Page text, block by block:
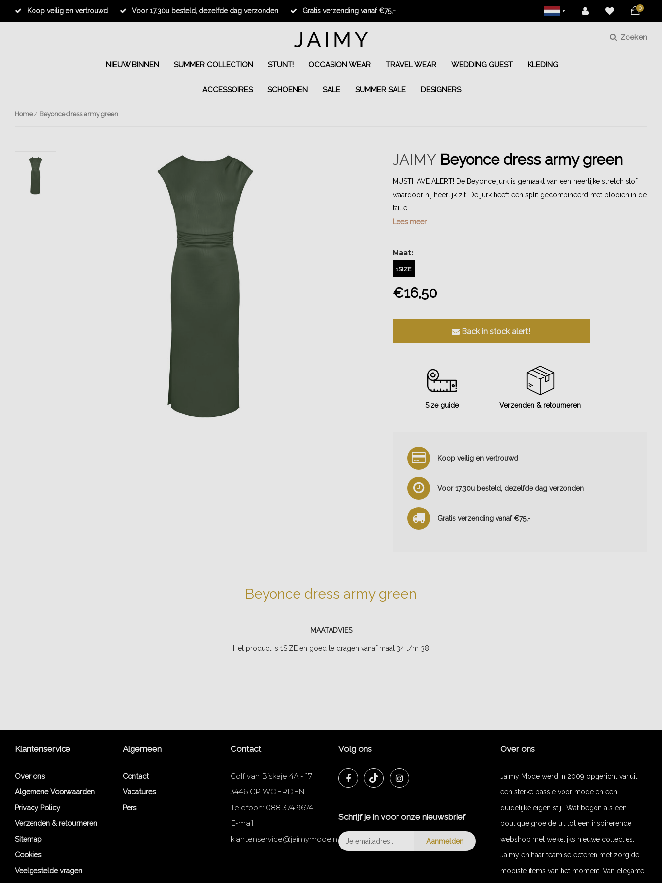
Koop veilig en vertrouwd Voor 17.30u besteld, dezelfde dag verzonden Gratis verzending vanaf €75,- 0
Zoeken
NIEUW BINNEN SUMMER COLLECTION STUNT! OCCASION WEAR TRAVEL WEAR WEDDING GUEST KLEDING
ACCESSOIRES SCHOENEN SALE SUMMER SALE DESIGNERS
Home/ Beyonce dress army green
JAIMY Beyonce dress army green
MUSTHAVE ALERT! De Beyonce jurk is gemaakt van een heerlijke stretch stof
waardoor hij heerlijk zit. De jurk heeft een split gecombineerd met plooien in de
taille....
Lees meer
Maat:
1SIZE
€16,50
Back in stock alert!
Size guide Verzenden & retourneren
Koop veilig en vertrouwd
Voor 17.30u besteld, dezelfde dag verzonden
Gratis verzending vanaf €75,-
Beyonce dress army green
MAATADVIES
Het product is 1SIZE en goed te dragen vanaf maat 34 t/m 38
Klantenservice
Over ons
Algemene Voorwaarden
Privacy Policy
Verzenden & retourneren
Sitemap
Cookies
Veelgestelde vragen
Algemeen
Contact
Vacatures
Pers
Contact
Golf van Biskaje 4A - 17
3446 CP WOERDEN
Telefoon: 088 374 9674
E-mail:
klantenservice@jaimymode.nl
Volg ons
Schrijf je in voor onze nieuwsbrief
Aanmelden
Over ons
Jaimy Mode werd in 2009 opgericht vanuit
een sterke passie voor mode en een
duidelijke eigen stijl. Wat begon als een
boutique groeide uit tot een inspirerende
webshop met wekelijks nieuwe collecties.
Jaimy en haar team selecteren met zorg de
mooiste items van het moment. Van elegante